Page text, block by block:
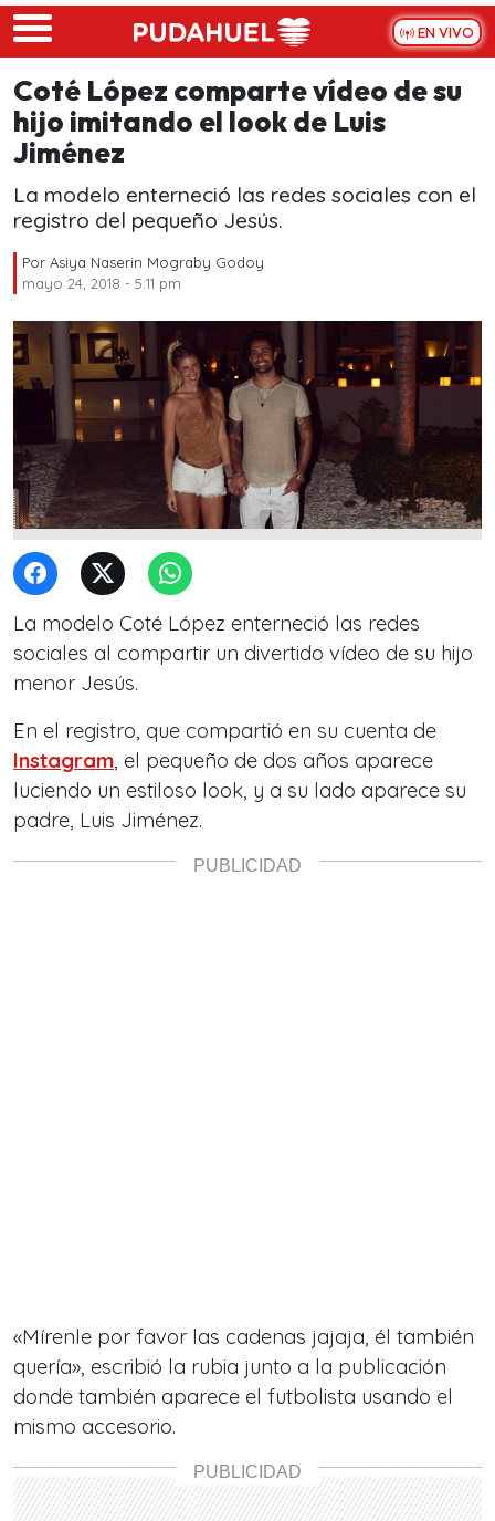
Skip to main content
EN VIVO
Coté López comparte vídeo de su
hijo imitando el look de Luis
Jiménez
La modelo enterneció las redes sociales con el
registro del pequeño Jesús.
Por Asiya Naserin Mograby Godoy
mayo 24, 2018 - 5:11 pm
La modelo Coté López enterneció las redes
sociales al compartir un divertido vídeo de su hijo
menor Jesús.
En el registro, que compartió en su cuenta de
Instagram, el pequeño de dos años aparece
luciendo un estiloso look, y a su lado aparece su
padre, Luis Jiménez.
«Mírenle por favor las cadenas jajaja, él también
quería», escribió la rubia junto a la publicación
donde también aparece el futbolista usando el
mismo accesorio.